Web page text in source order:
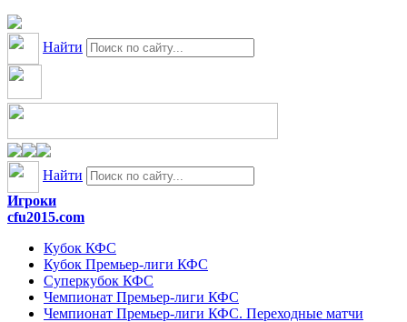
Найти
Найти
Игроки
cfu2015.com
Кубок КФС
Кубок Премьер-лиги КФС
Суперкубок КФС
Чемпионат Премьер-лиги КФС
Чемпионат Премьер-лиги КФС. Переходные матчи